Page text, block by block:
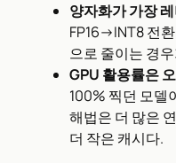
양자화가 가장
FP16→INT8 전
으로 줄이는 경
GPU 활용률은
100% 찍던 모델
해법은 더 많은
더 작은 캐시다.